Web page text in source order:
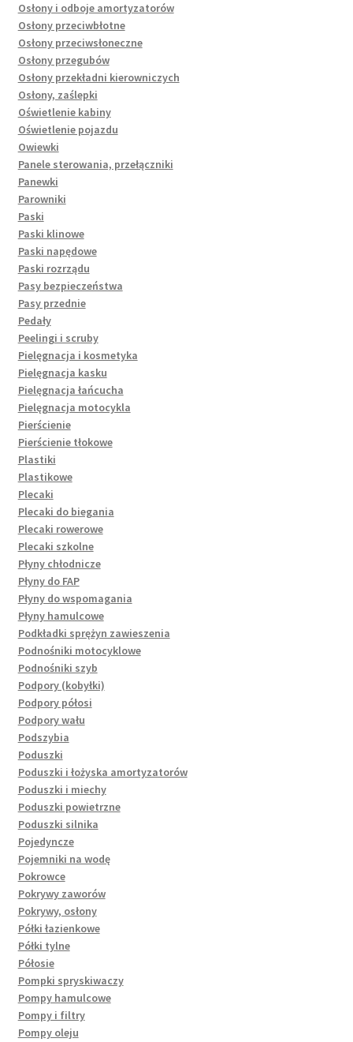
Osłony i odboje amortyzatorów
Osłony przeciwbłotne
Osłony przeciwsłoneczne
Osłony przegubów
Osłony przekładni kierowniczych
Osłony, zaślepki
Oświetlenie kabiny
Oświetlenie pojazdu
Owiewki
Panele sterowania, przełączniki
Panewki
Parowniki
Paski
Paski klinowe
Paski napędowe
Paski rozrządu
Pasy bezpieczeństwa
Pasy przednie
Pedały
Peelingi i scruby
Pielęgnacja i kosmetyka
Pielęgnacja kasku
Pielęgnacja łańcucha
Pielęgnacja motocykla
Pierścienie
Pierścienie tłokowe
Plastiki
Plastikowe
Plecaki
Plecaki do biegania
Plecaki rowerowe
Plecaki szkolne
Płyny chłodnicze
Płyny do FAP
Płyny do wspomagania
Płyny hamulcowe
Podkładki sprężyn zawieszenia
Podnośniki motocyklowe
Podnośniki szyb
Podpory (kobyłki)
Podpory półosi
Podpory wału
Podszybia
Poduszki
Poduszki i łożyska amortyzatorów
Poduszki i miechy
Poduszki powietrzne
Poduszki silnika
Pojedyncze
Pojemniki na wodę
Pokrowce
Pokrywy zaworów
Pokrywy, osłony
Półki łazienkowe
Półki tylne
Półosie
Pompki spryskiwaczy
Pompy hamulcowe
Pompy i filtry
Pompy oleju